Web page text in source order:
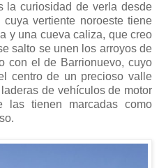
la curiosidad de verla desde
vertiente noroeste tiene
y una cueva caliza, que creo
salto se unen los arroyos de
con el de Barrionuevo, cuyo
centro de un precioso valle
de vehículos de motor
las tienen marcadas como